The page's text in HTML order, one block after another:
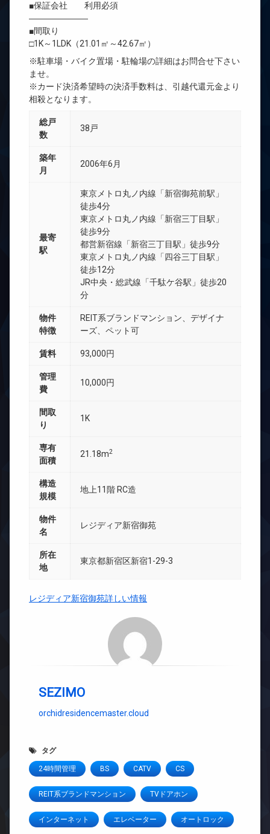
■保証会社 利用必須
―――――――
■間取り
□1K～1LDK（21.01㎡～42.67㎡）
※駐車場・バイク置場・駐輪場の詳細はお問合せ下さい
ませ。
※カード決済希望時の決済手数料は、引越代還元金より
相殺となります。
総戸
数
38戸
築年
月
2006年6月
最寄
駅
東京メトロ丸ノ内線「新宿御苑前駅」
徒歩4分
東京メトロ丸ノ内線「新宿三丁目駅」
徒歩9分
都営新宿線「新宿三丁目駅」徒歩9分
東京メトロ丸ノ内線「四谷三丁目駅」
徒歩12分
JR中央・総武線「千駄ケ谷駅」徒歩20
分
物件
特徴
REIT系ブランドマンション、デザイナ
ーズ、ペット可
賃料 93,000円
管理
費
10,000円
間取
り
1K
専有
面積
21.18m2
構造
規模
地上11階 RC造
物件
名
レジディア新宿御苑
所在
地
東京都新宿区新宿1-29-3
レジディア新宿御苑詳しい情報
SEZIMO
orchidresidencemaster.cloud
タグ
24時間管理 BS CATV CS
REIT系ブランドマンション TVドアホン
インターネット エレベーター オートロック